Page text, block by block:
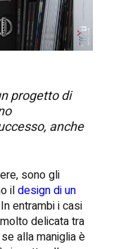
progetto di
anche
sono gli
ildesign di un
entrambi i casi
delicata tra
alla maniglia è